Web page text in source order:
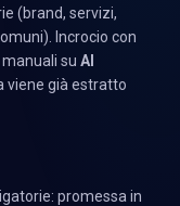
(brand, servizi,
Incrocio con
su AI
viene già estratto
promessa in